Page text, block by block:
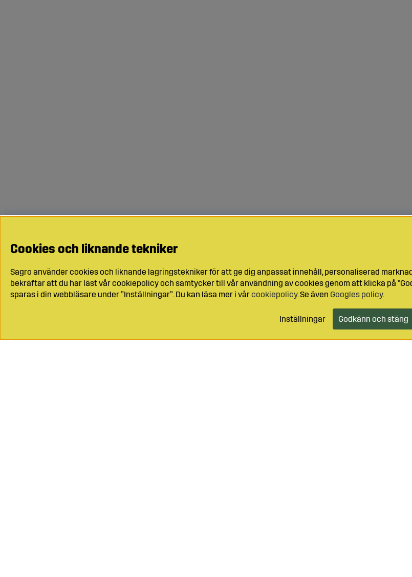
Cookies och liknande tekniker
Sagro använder cookies och liknande lagringstekniker för att ge dig anpassat innehåll, personaliserad
bekräftar att du har läst vår cookiepolicy och samtycker till vår användning av cookies genom att klicka på
sparas i din webbläsare under ”Inställningar”. Du kan läsa mer i vårcookiepolicy. Se även Googles policy.
Inställningar Godkänn och stäng